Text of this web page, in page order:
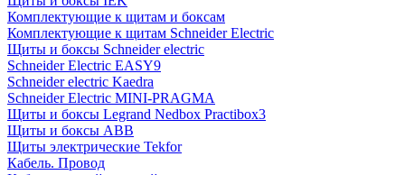
Комплектующие к щитам и боксам
Комплектующие к щитам Schneider Electric
Щиты и боксы Schneider electric
Schneider Electric EASY9
Schneider electric Kaedra
Schneider Electric MINI-PRAGMA
Щиты и боксы Legrand Nedbox Practibox3
Щиты и боксы ABB
Щиты электрические Tekfor
Кабель. Провод